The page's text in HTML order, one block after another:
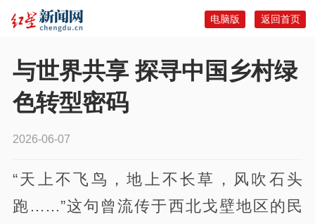
返回首页
电脑版
与世界共享 探寻中国乡村绿
色转型密码
2026-06-07
“天上不飞鸟，地上不长草，风吹石头
跑……”这句曾流传于西北戈壁地区的民